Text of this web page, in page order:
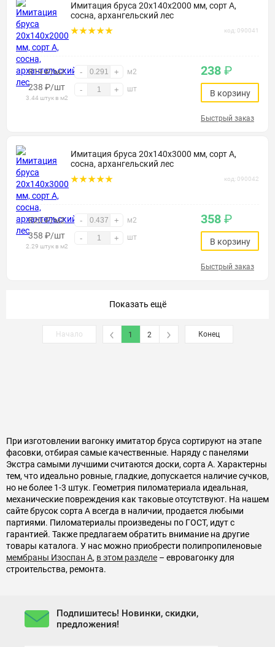
Имитация бруса 20х140х2000 мм, сорт А,
сосна, архангельский лес
код: 090041
819 ₽/м2 - + м2
238 ₽/шт
3.44 штук в м2
- + шт
238 ₽
В корзину
Быстрый заказ
Имитация бруса 20х140х3000 мм, сорт А,
сосна, архангельский лес
код: 090042
820 ₽/м2 - + м2
358 ₽/шт
2.29 штук в м2
- + шт
358 ₽
В корзину
Быстрый заказ
Показать ещё
Начало 1 2 Конец
При изготовлении вагонку имитатор бруса сортируют на этапе
фасовки, отбирая самые качественные. Наряду с панелями
Экстра самыми лучшими считаются доски, сорта А. Характерны
тем, что идеально ровные, гладкие, допускается наличие сучков,
но не более 1-3 штук. Геометрия пиломатериала идеальная,
механические повреждения как таковые отсутствуют. На нашем
сайте брусок сорта А всегда в наличии, продается любыми
партиями. Пиломатериалы произведены по ГОСТ, идут с
гарантией. Также предлагаем обратить внимание на другие
товары каталога. У нас можно приобрести полипропиленовые
мембраны Изоспан А, в этом разделе – евровагонку для
строительства, ремонта.
Подпишитесь! Новинки, скидки,
предложения!